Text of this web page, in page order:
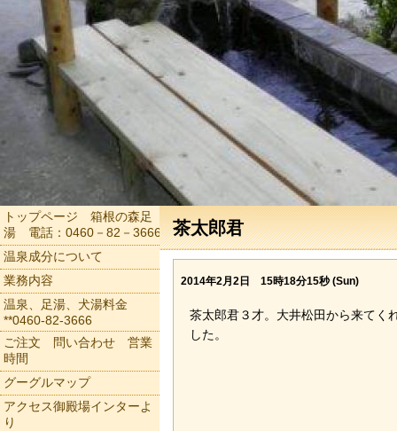
茶太郎君
2014年2月2日 15時18分15秒 (Sun)
茶太郎君３才。大井松田から来てく
した。
トップページ 箱根の森足
湯 電話：0460－82－3666
温泉成分について
業務内容
温泉、足湯、犬湯料金
**0460-82-3666
ご注文 問い合わせ 営業
時間
グーグルマップ
アクセス御殿場インターよ
り